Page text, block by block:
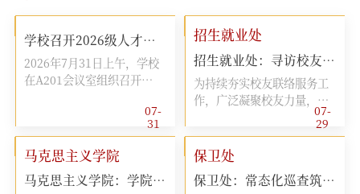
07-
31
学校召开2026级人才培养方案审...
2026年7月31日上午，学校
在A201会议室组织召开
题会议。常务副校长徐益、
校长助理周进民出席会议，
教务处、各专业学院院长、
副院长...
马克思主义学院
马克思主义学院：学院教师在全...
07-
29
招生就业处
招生就业处：寻访校友情系沃土 同心筑梦共赴未来——招生...
为持续夯实校友联络服务工
作，广泛凝聚校友力量，不
断深化校地协同育人机制，
全面助推学校人才培养提
质、招生宣传拓面、就业服
务增效，近日，学校招生就
业...
保卫处
保卫处：常态化巡查筑牢地质安全防线 全力守护校园平安稳定